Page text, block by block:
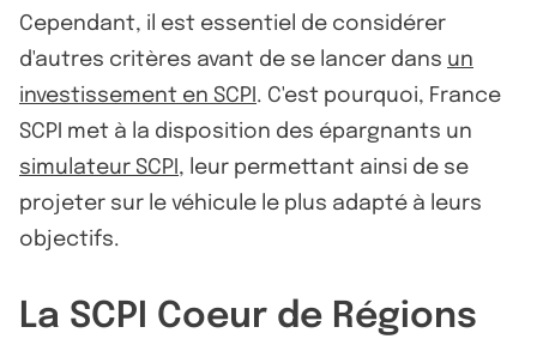
Cependant, il est essentiel de considérer
d'autres critères avant de se lancer dans un
investissement en SCPI . C'est pourquoi, France
SCPI met à la disposition des épargnants un
simulateur SCPI , leur permettant ainsi de se
projeter sur le véhicule le plus adapté à leurs
objectifs.
La SCPI Coeur de Régions